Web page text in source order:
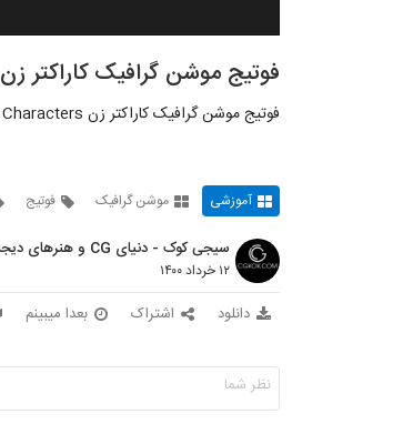
فوتیج موشن گرافیک کاراکتر زن Female Characters
فوتیج موشن گرافیک کاراکتر زن Female Characters از سیجی کوک:
آموزشی موشن گرافیک فوتیج
سیجی کوک - دنیای CG و هنرهای دیجیتال
۱۲ خرداد ۱۴۰۰
دانلود اشتراک بعدا میبینم